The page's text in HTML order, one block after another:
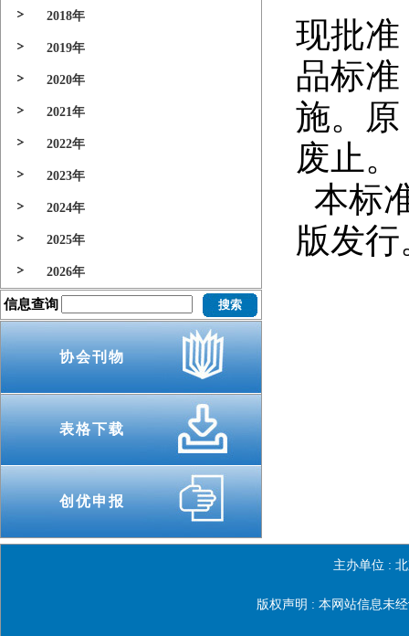
2018年
2019年
2020年
2021年
2022年
2023年
2024年
2025年
2026年
信息查询
协会刊物
表格下载
创优申报
现批
品标准
施。原
废止。
本标
版发行
主办单位 :
版权声明 : 本网站信息未